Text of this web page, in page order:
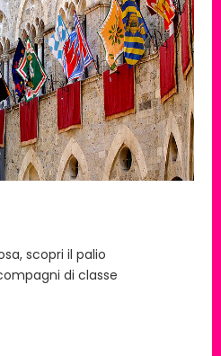
scopri il palio
di classe